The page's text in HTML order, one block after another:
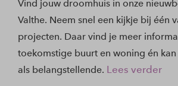
Vind jouw droomhuis in onze
Valthe. Neem snel een kijkje bij één
projecten. Daar vind je meer
toekomstige buurt en woning én
als belangstellende. Lees verder